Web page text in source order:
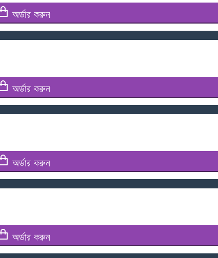
অর্ডার করুন
অর্ডার করুন
অর্ডার করুন
অর্ডার করুন